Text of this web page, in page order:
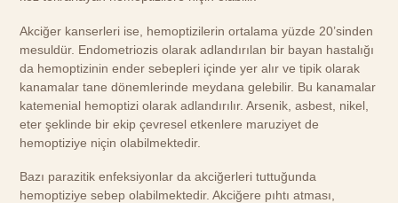
Akciğer kanserleri ise, hemoptizilerin ortalama yüzde 20’sinden
mesuldür. Endometriozis olarak adlandırılan bir bayan hastalığı
da hemoptizinin ender sebepleri içinde yer alır ve tipik olarak
kanamalar tane dönemlerinde meydana gelebilir. Bu kanamalar
katemenial hemoptizi olarak adlandırılır. Arsenik, asbest, nikel,
eter şeklinde bir ekip çevresel etkenlere maruziyet de
hemoptiziye niçin olabilmektedir.
Bazı parazitik enfeksiyonlar da akciğerleri tuttuğunda
hemoptiziye sebep olabilmektedir. Akciğere pıhtı atması,